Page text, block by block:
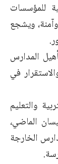
للمؤسسات
ويشجع
المدارس
في
والتعليم
الماضي،
المدارس الخارجة